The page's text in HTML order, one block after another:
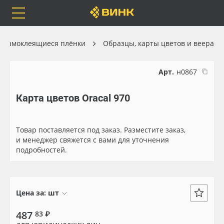
Каталог
Orafol
Бренды
Весь каталог
Рулонные материалы
Самоклеящиеся плёнки
Самоклеящиеся плёнки Образцы, карты цветов и веера
Арт. н0867
Карта цветов Oracal 970
Товар поставляется под заказ. Разместите заказ,
и менеджер свяжется с вами для уточнения
подробностей.
Цена за: шт
487 83 ₽